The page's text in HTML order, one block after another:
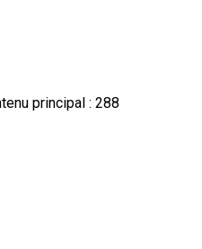
principal : 288